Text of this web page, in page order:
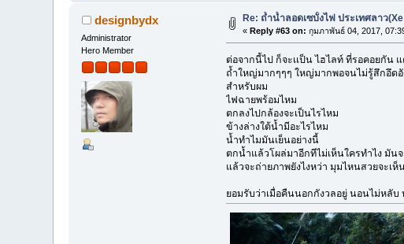
designbydx
Administrator
Hero Member
Re: ถ้ำน้ำลอดเซบั้งไฟ ประเทศลาว
«Reply #63 on: กุมภาพันธ์ 04, 2017,
ต่อจากนี้ไป ก็จะเเป็น ไฮไลท์ ที่รอคอยกัน
ถ้ำใหญ่มากๆๆๆ ใหญ่มากพอจนไม่รู้สึกอึด
สำหรับผม
ไฟฉายพร้อมไหม
ตกลงไปกล้องจะเป็นไรไหม
ข้างล่างใต้น้ำมีอะไรไหม
น้ำทำไมมันเย็นอย่างนี้
ตกน้ำแล้วโผล่มาอีกทีไม่เห็นใครทำไง มัน
แล้วจะถ่ายภาพยังไงหว่า มุมไหนสวยจะเ
ยอมรับว่าเมื่อคืนนอกกังวลอยู่ นอนไม่หลับ